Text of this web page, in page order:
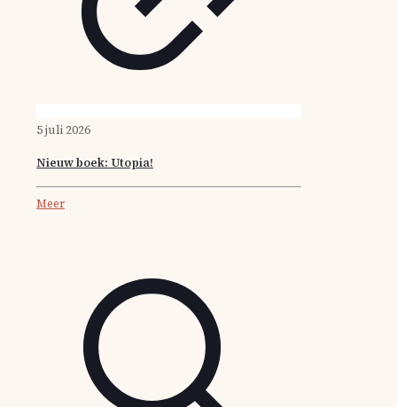
5 juli 2026
Nieuw boek: Utopia!
Meer